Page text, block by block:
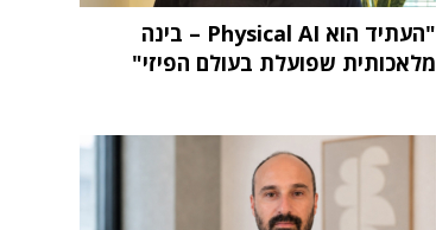
"העתיד הוא Physical AI – בינה
מלאכותית שפועלת בעולם הפיזי"